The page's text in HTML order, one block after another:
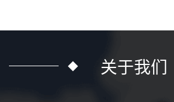
关于我们